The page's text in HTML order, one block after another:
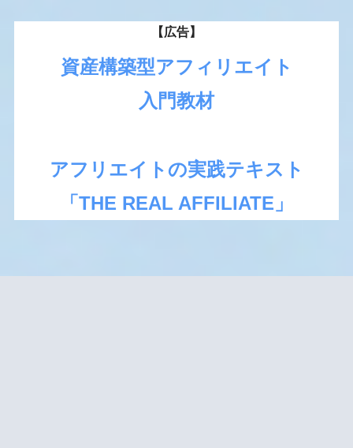
【広告】
資産構築型アフィリエイト
入門教材
アフリエイトの実践テキスト
「THE REAL AFFILIATE」